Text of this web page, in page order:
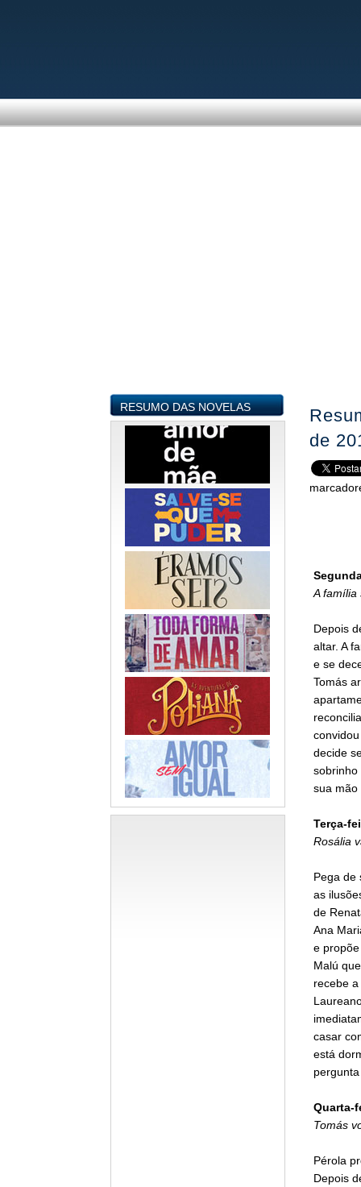
RESUMO DAS NOVELAS
de
A família
Depois
altar. A
e se
Tomás
decide
sobrinho
sua mão
Terça-
Rosália
Pega de
as
de
Ana
e
Malú
recebe
casar
está
Quarta-
Tomás
Pérola
Depois